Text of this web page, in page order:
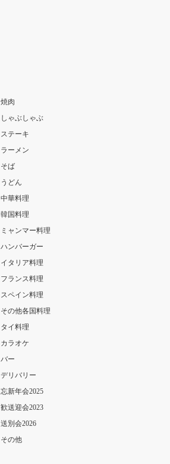
焼肉
しゃぶしゃぶ
ステーキ
ラーメン
そば
うどん
中華料理
韓国料理
ミャンマー料理
ハンバーガー
イタリア料理
フランス料理
スペイン料理
その他各国料理
タイ料理
カラオケ
バー
デリバリー
忘新年会2025
歓送迎会2023
送別会2026
その他